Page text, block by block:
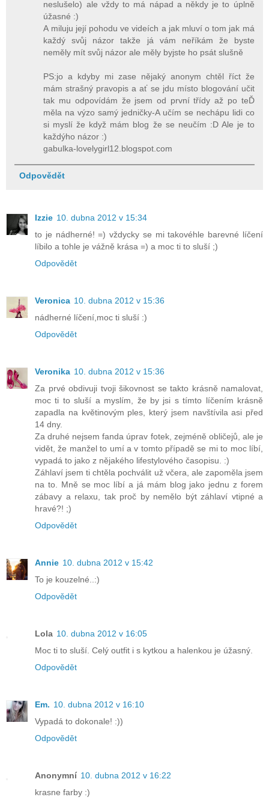
neslušelo) ale vždy to má nápad a někdy je to úplně
úžasné :)
A miluju její pohodu ve videích a jak mluví o tom jak má
každý svůj názor takže já vám neříkám že byste
neměly mít svůj názor ale měly byjste ho psát slušně
PS:jo a kdyby mi zase nějaký anonym chtěl říct že
mám strašný pravopis a ať se jdu místo blogování učit
tak mu odpovídám že jsem od první třídy až po teĎ
měla na výzo samý jedničky-A učím se nechápu lidi co
si myslí že když mám blog že se neučím :D Ale je to
každýho názor :)
gabulka-lovelygirl12.blogspot.com
Odpovědět
Izzie 10. dubna 2012 v 15:34
to je nádherné! =) vždycky se mi takovéhle barevné líčení
líbilo a tohle je vážně krása =) a moc ti to sluší ;)
Odpovědět
Veronica 10. dubna 2012 v 15:36
nádherné líčení,moc ti sluší :)
Odpovědět
Veronika 10. dubna 2012 v 15:36
Za prvé obdivuji tvoji šikovnost se takto krásně namalovat,
moc ti to sluší a myslím, že by jsi s tímto líčením krásně
zapadla na květinovým ples, který jsem navštívila asi před
14 dny.
Za druhé nejsem fanda úprav fotek, zejméně obličejů, ale je
vidět, že manžel to umí a v tomto případě se mi to moc líbí,
vypadá to jako z nějakého lifestylového časopisu. :)
Záhlaví jsem ti chtěla pochválit už včera, ale zapoměla jsem
na to. Mně se moc líbí a já mám blog jako jednu z forem
zábavy a relaxu, tak proč by nemělo být záhlaví vtipné a
hravé?! ;)
Odpovědět
Annie 10. dubna 2012 v 15:42
To je kouzelné..:)
Odpovědět
Lola 10. dubna 2012 v 16:05
Moc ti to sluší. Celý outfit i s kytkou a halenkou je úžasný.
Odpovědět
Em. 10. dubna 2012 v 16:10
Vypadá to dokonale! :))
Odpovědět
Anonymní 10. dubna 2012 v 16:22
krasne farby :)